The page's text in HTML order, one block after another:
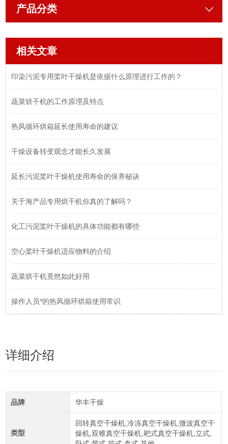
产品分类
相关文章
印染污泥专用桨叶干燥机是依据什么原理进行工作的？
蔬菜烘干机的工作原理及特点
热风循环烘箱延长使用寿命的建议
干燥设备转变观念才能长久发展
延长污泥桨叶干燥机使用寿命的保养秘诀
关于海产品专用烘干机你真的了解吗？
化工污泥桨叶干燥机的具体功能都有哪些
空心桨叶干燥机适应物料的介绍
蔬菜烘干机竟然如此好用
操作人员*的热风循环烘箱使用常识
详细介绍
品牌 华丰干燥
类型
回转真空干燥机,冷冻真空干燥机,微波真空干
燥机,双锥真空干燥机,耙式真空干燥机,立式,